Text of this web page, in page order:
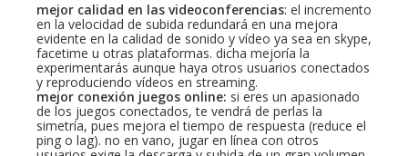
mejor calidad en las videoconferencias: el incremento
en la velocidad de subida redundará en una mejora
evidente en la calidad de sonido y vídeo ya sea en skype,
facetime u otras plataformas. dicha mejoría la
experimentarás aunque haya otros usuarios conectados
y reproduciendo vídeos en streaming.
mejor conexión juegos online: si eres un apasionado
de los juegos conectados, te vendrá de perlas la
simetría, pues mejora el tiempo de respuesta (reduce el
ping o lag). no en vano, jugar en línea con otros